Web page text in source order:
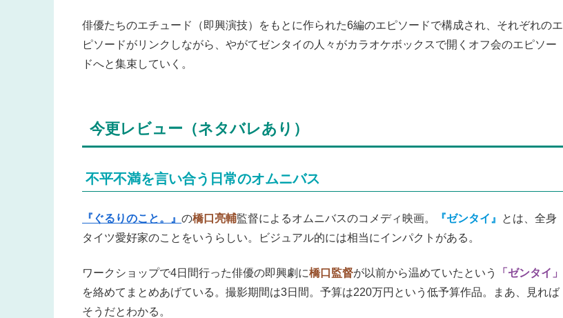
俳優たちのエチュード（即興演技）をもとに作られた6編のエピソードで構成され、それぞれのエ
ピソードがリンクしながら、やがてゼンタイの人々がカラオケボックスで開くオフ会のエピソー
ドへと集束していく。
今更レビュー（ネタバレあり）
不平不満を言い合う日常のオムニバス
『ぐるりのこと。』 の橋口亮輔監督によるオムニバスのコメディ映画。 『ゼンタイ』
とは、全身
タイツ愛好家のことをいうらしい。ビジュアル的には相当にインパクトがある。
ワークショップで4日間行った俳優の即興劇に橋口監督が以前から温めていたという
「ゼンタイ」
を絡めてまとめあげている。撮影期間は3日間。予算は220万円という低予算作品。まあ、見れば
そうだとわかる。